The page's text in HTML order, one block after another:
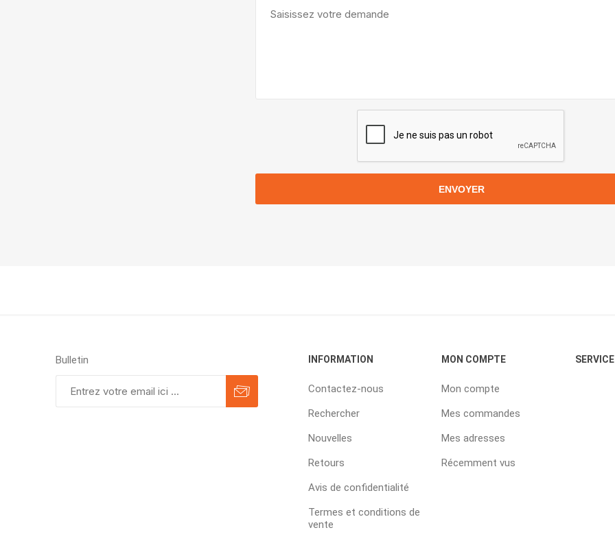
ENVOYER
Bulletin INFORMATION
Contactez-nous
Rechercher
Nouvelles
Retours
Avis de confidentialité
Termes et conditions de
vente
MON COMPTE
Mon compte
Mes commandes
Mes adresses
Récemment vus